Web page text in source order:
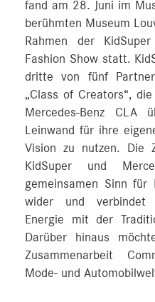
fand am 28. Juni im
berühmten Museum
Rahmen der
Fashion Show statt.
dritte von fünf
„Class of Creators“,
Mercedes-Benz CLA
Leinwand für ihre
Vision zu nutzen. Die
KidSuper und
gemeinsamen Sinn für
wider und verbindet
Energie mit der
Darüber hinaus
Zusammenarbeit
Mode- und